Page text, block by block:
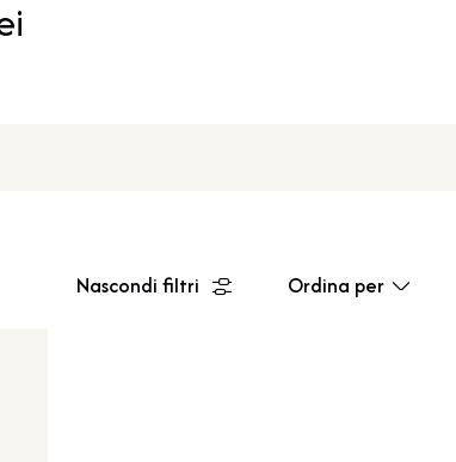
Nascondi filtri Ordina per